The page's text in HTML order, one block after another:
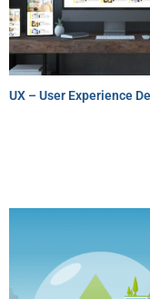
UX – User Experience